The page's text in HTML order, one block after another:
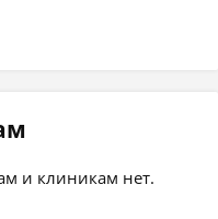
и клиникам нет.